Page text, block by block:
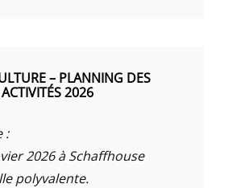
– PLANNING DES
ACTIVITÉS 2026
:
2026 à Schaffhouse
polyvalente.